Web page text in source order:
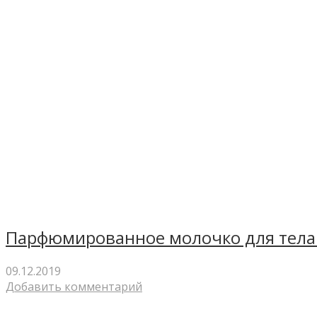
Парфюмированное молочко для тела
09.12.2019
Добавить комментарий